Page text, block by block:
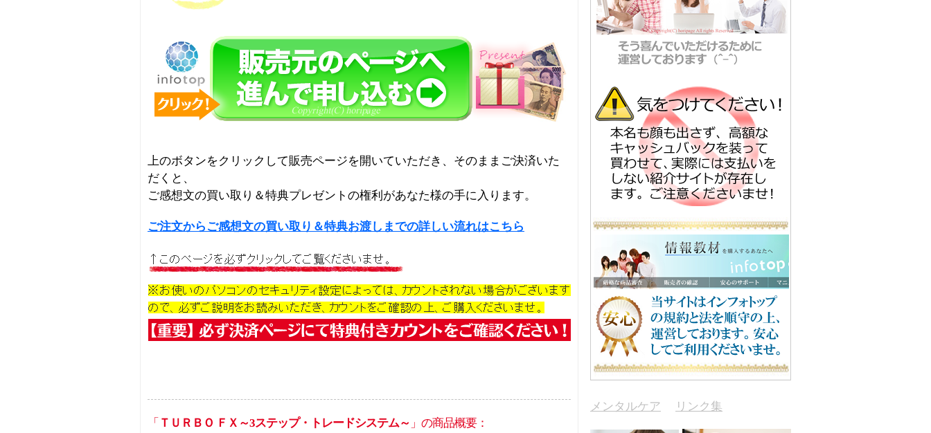
上のボタンをクリックして販売ページを開いていただき、そのままご決済いた
だくと、
ご感想文の買い取り＆特典プレゼントの権利があなた様の手に入ります。
ご注文からご感想文の買い取り＆特典お渡しまでの詳しい流れはこちら
「 ＴＵＲＢＯ ＦＸ～3ステップ・トレードシステム～ 」の商品概要：
メンタルケア リンク集